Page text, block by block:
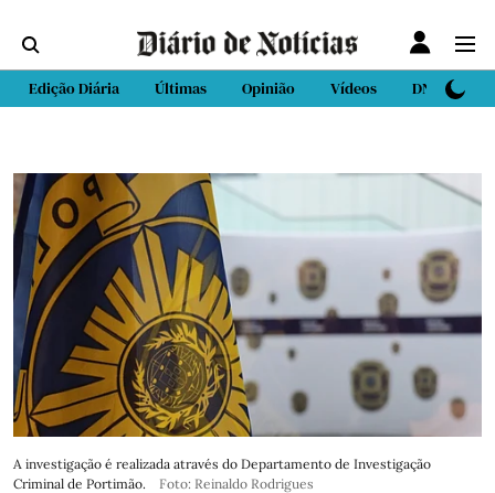
Edição Diária Últimas Opinião Vídeos DN Sport
A investigação é realizada através do Departamento de Investigação
Criminal de Portimão.
Foto: Reinaldo Rodrigues